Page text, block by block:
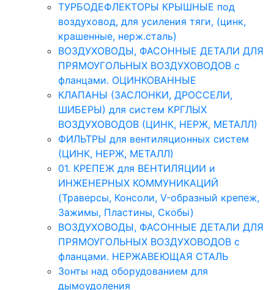
ТУРБОДЕФЛЕКТОРЫ КРЫШНЫЕ под
воздуховод, для усиления тяги, (цинк,
крашенные, нерж.сталь)
ВОЗДУХОВОДЫ, ФАСОННЫЕ ДЕТАЛИ ДЛЯ
ПРЯМОУГОЛЬНЫХ ВОЗДУХОВОДОВ с
фланцами. ОЦИНКОВАННЫЕ
КЛАПАНЫ (ЗАСЛОНКИ, ДРОССЕЛИ,
ШИБЕРЫ) для систем КРГЛЫХ
ВОЗДУХОВОДОВ (ЦИНК, НЕРЖ, МЕТАЛЛ)
ФИЛЬТРЫ для вентиляционных систем
(ЦИНК, НЕРЖ, МЕТАЛЛ)
01. КРЕПЕЖ для ВЕНТИЛЯЦИИ и
ИНЖЕНЕРНЫХ КОММУНИКАЦИЙ
(Траверсы, Консоли, V-образный крепеж,
Зажимы, Пластины, Скобы)
ВОЗДУХОВОДЫ, ФАСОННЫЕ ДЕТАЛИ ДЛЯ
ПРЯМОУГОЛЬНЫХ ВОЗДУХОВОДОВ с
фланцами. НЕРЖАВЕЮЩАЯ СТАЛЬ
Зонты над оборудованием для
дымоудоления